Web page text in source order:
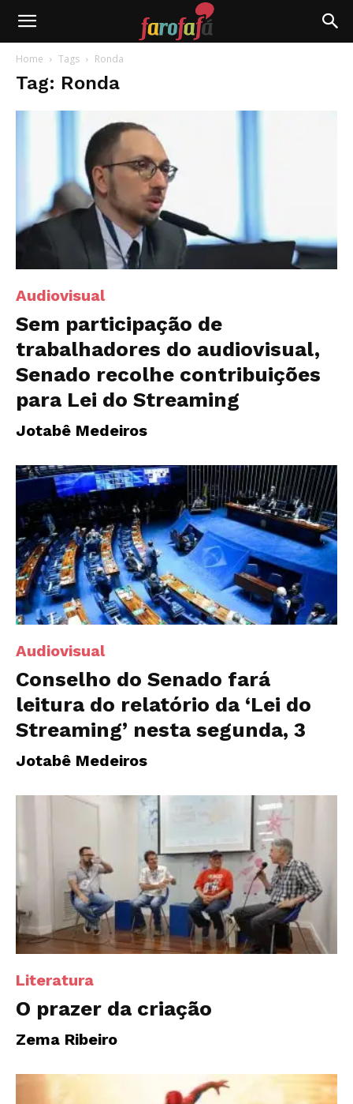
Farofafá
Home Tags Ronda
Tag: Ronda
Audiovisual
Sem participação de
trabalhadores do audiovisual,
Senado recolhe contribuições
para Lei do Streaming
Jotabê Medeiros
Audiovisual
Conselho do Senado fará
leitura do relatório da ‘Lei do
Streaming’ nesta segunda, 3
Jotabê Medeiros
Literatura
O prazer da criação
Zema Ribeiro